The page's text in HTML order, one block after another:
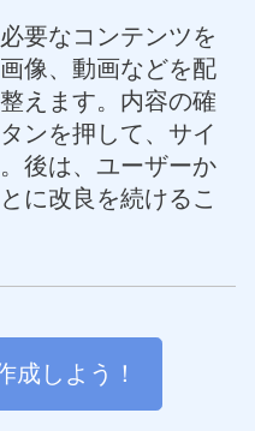
要なコンテンツを
像、動画などを配
えます。内容の確
ンを押して、サイ
後は、ユーザーか
に改良を続けるこ
成しよう！